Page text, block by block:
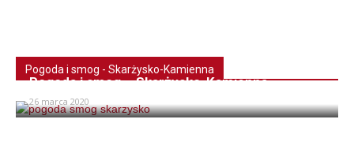
Pogoda i smog - Skarżysko-Kamienna
Pogoda i smog – Skarżysko-Kamienna
26 marca 2020